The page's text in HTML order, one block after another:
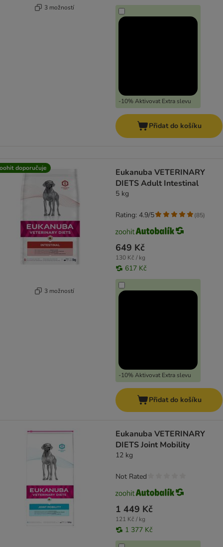
3 možností
-10% Aktivovat Extra slevu
Přidat do košíku
doporučuje
3 možností
Eukanuba VETERINARY
DIETS Adult Intestinal
5 kg
649 Kč
130 Kč / kg
617 Kč
-10% Aktivovat Extra slevu
Rating: 4.9/5 (85)
Přidat do košíku
Eukanuba VETERINARY
DIETS Joint Mobility
12 kg
1 449 Kč
121 Kč / kg
1 377 Kč
Not Rated